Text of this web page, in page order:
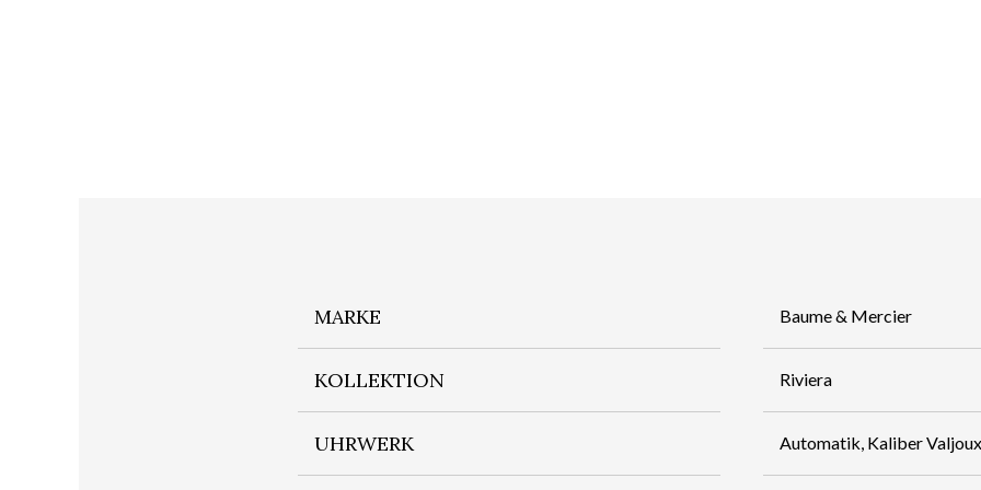
MARKE Baume & Mercier
KOLLEKTION Riviera
UHRWERK Automatik, Kaliber